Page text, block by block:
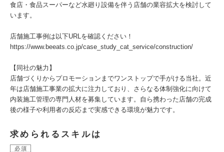
食店・食品スーパーなど水廻り設備を伴う店舗の業容拡大を検討して
います。
店舗施工事例は以下URLを確認ください！
https://www.beeats.co.jp/case_study_cat_service/construction/
【同社の魅力】
店舗づくりからプロモーションまでワンストップで手がける当社。近
年は店舗施工事業の拡大に注力しており、さらなる体制強化に向けて
内装施工管理の専門人材を募集しています。自ら携わった店舗の完成
後の様子や利用者の反応まで実感できる環境が魅力です。
求められるスキルは
必須